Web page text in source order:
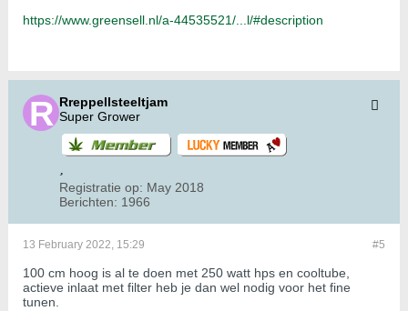
https://www.greensell.nl/a-44535521/...l/#description
Rreppellsteeltjam
Super Grower
Registratie op: May 2018
Berichten: 1966
#5
13 February 2022, 15:29
100 cm hoog is al te doen met 250 watt hps en cooltube,
actieve inlaat met filter heb je dan wel nodig voor het fine
tunen.